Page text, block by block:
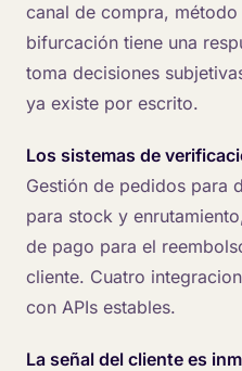
canal de compra,
bifurcación tiene una
toma decisiones
ya existe por escrito.
Los sistemas de
Gestión de pedidos para
para stock y
de pago para el
cliente. Cuatro
con APIs estables.
La señal del cliente es